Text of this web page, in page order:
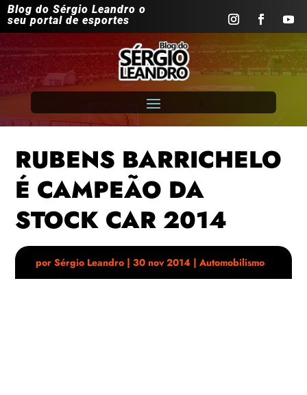
Blog do Sérgio Leandro o
seu portal de esportes
RUBENS BARRICHELO
É CAMPEÃO DA
STOCK CAR 2014
porSérgio Leandro |30 nov 2014 |Automobilismo